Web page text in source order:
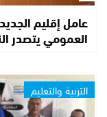
عامل إقليم
العمومي يتصدر
التربية والتعليم